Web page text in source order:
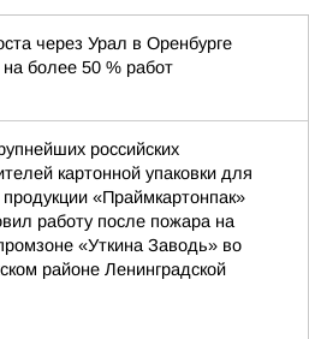
через Урал в Оренбурге
более 50 % работ
российских
картонной упаковки для
«Праймкартонпак»
работу после пожара на
«Уткина Заводь» во
районе Ленинградской